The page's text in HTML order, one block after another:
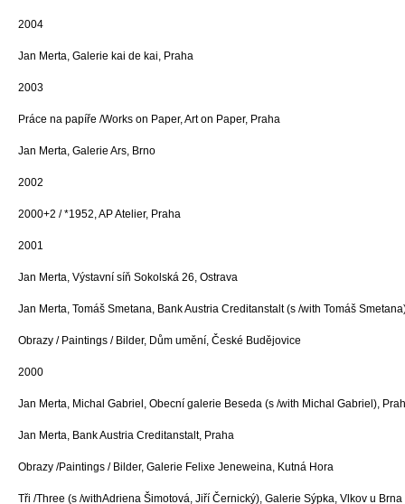
2004
Jan Merta, Galerie kai de kai, Praha
2003
Práce na papíře /Works on Paper, Art on Paper, Praha
Jan Merta, Galerie Ars, Brno
2002
2000+2 / *1952, AP Atelier, Praha
2001
Jan Merta, Výstavní síň Sokolská 26, Ostrava
Jan Merta, Tomáš Smetana, Bank Austria Creditanstalt (s /with Tomáš
Obrazy / Paintings / Bilder, Dům umění, České Budějovice
2000
Jan Merta, Michal Gabriel, Obecní galerie Beseda (s /with Michal Gabriel),
Jan Merta, Bank Austria Creditanstalt, Praha
Obrazy /Paintings / Bilder, Galerie Felixe Jeneweina, Kutná Hora
Tři /Three (s /withAdriena Šimotová, Jiří Černický), Galerie Sýpka, Vlkov u Brna